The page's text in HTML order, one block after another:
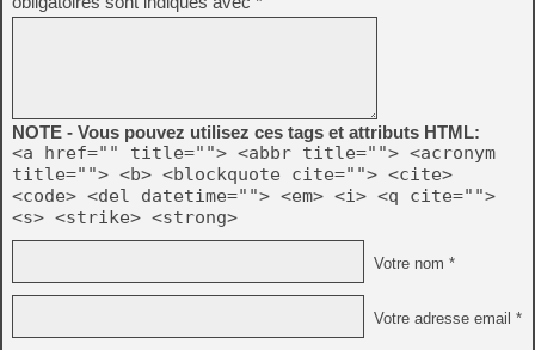
NOTE - Vous pouvez utilisez ces tags et attributs HTML:
<a href="" title=""> <abbr title=""> <acronym
title=""> <b> <blockquote cite=""> <cite>
<code> <del datetime=""> <em> <i> <q cite="">
<s> <strike> <strong>
Votre nom *
Votre adresse email *